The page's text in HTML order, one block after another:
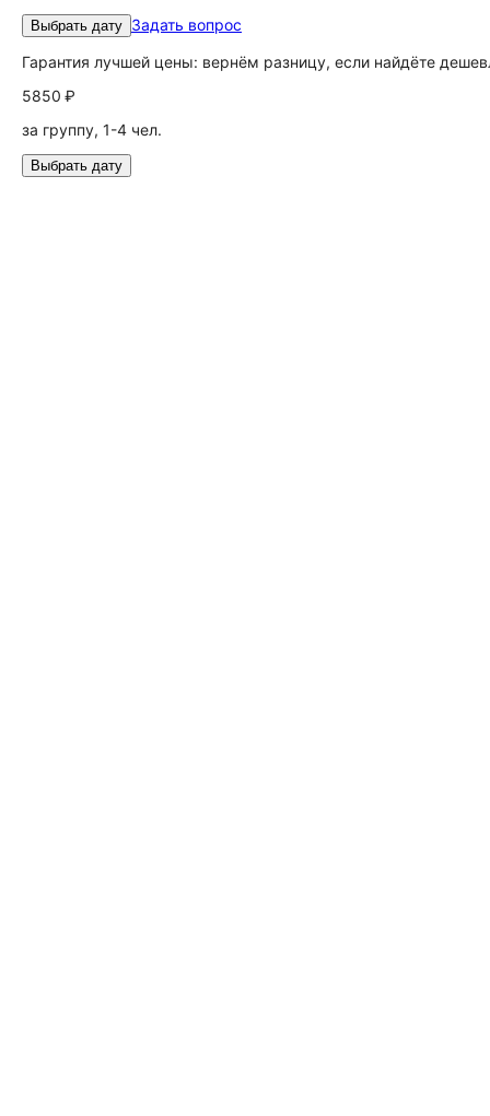
Выбрать дату Задать вопрос
Гарантия лучшей цены: вернём разницу, если найдёте
5850 ₽
за группу, 1-4 чел.
Выбрать дату